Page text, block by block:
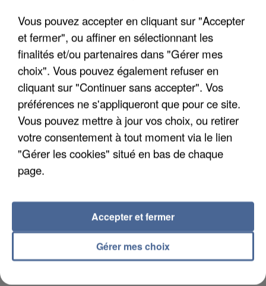
APRÈS TOUTES CES CANICULES, LES REFUGES
DE FAUNE SAUVAGE SONT...
L’UN DES FONDATEURS SUPPOSÉS DE LA DZ
Vous pouvez accepter en cliquant sur "Accepter
et fermer", ou affiner en sélectionnant les
finalités et/ou partenaires dans "Gérer mes
choix". Vous pouvez également refuser en
cliquant sur "Continuer sans accepter". Vos
préférences ne s'appliqueront que pour ce site.
Vous pouvez mettre à jour vos choix, ou retirer
votre consentement à tout moment via le lien
"Gérer les cookies" situé en bas de chaque
page.
Gérer mes choix
Accepter et fermer